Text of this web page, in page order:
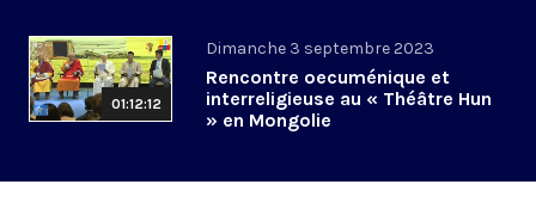
01:12:12
Dimanche 3 septembre 2023
Rencontre oecuménique et
interreligieuse au « Théâtre Hun
» en Mongolie